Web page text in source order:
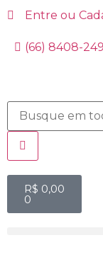
Entre ou
(66) 8408-
R$ 0,00
0